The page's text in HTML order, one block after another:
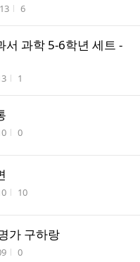
조회수
6
과학 5-6학년 세트 -
조회수
1
조회수
0
조회수
10
가 구하랑
조회수
0